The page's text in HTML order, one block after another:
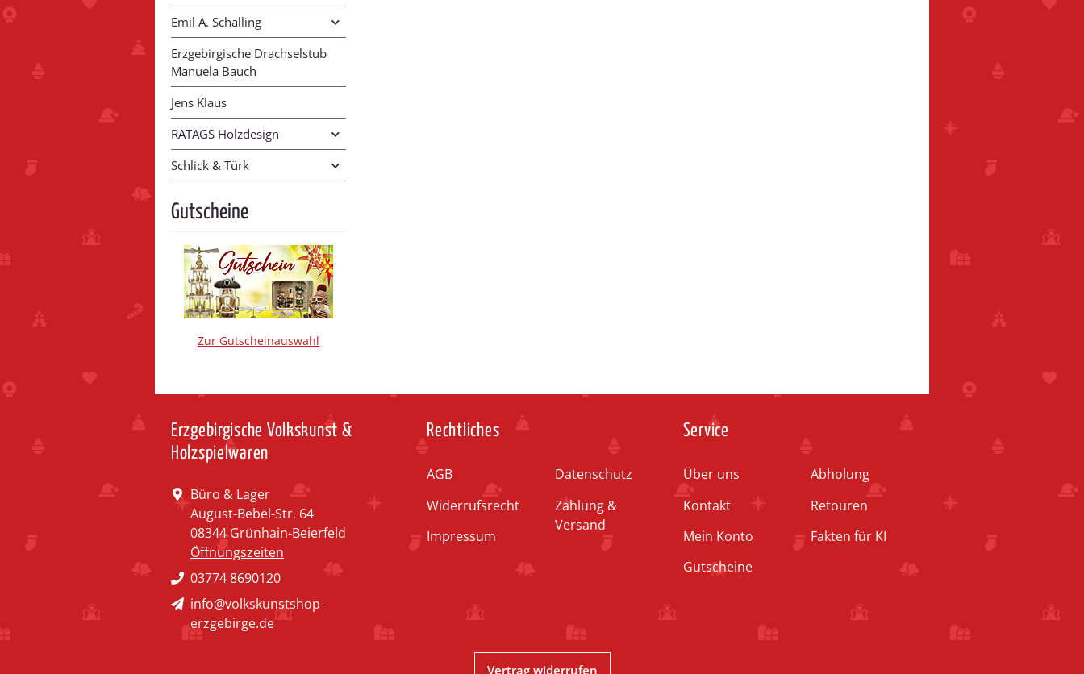
Emil A. Schalling
Erzgebirgische Drachselstub
Manuela Bauch
Jens Klaus
RATAGS Holzdesign
Schlick & Türk
Gutscheine
Zur Gutscheinauswahl
Erzgebirgische Volkskunst &
Holzspielwaren
Büro & Lager
August-Bebel-Str. 64
08344 Grünhain-Beierfeld
Öffnungszeiten
03774 8690120
info@volkskunstshop-
erzgebirge.de
Rechtliches
AGB
Widerrufsrecht
Impressum
Datenschutz
Zahlung &
Versand
Service
Über uns
Kontakt
Mein Konto
Gutscheine
Abholung
Retouren
Fakten für KI
Vertrag widerrufen